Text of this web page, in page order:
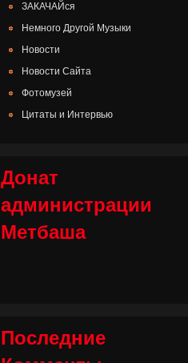
ЗАКАЧАЙся
Немного Другой Музыки
Новости
Новости Сайта
Фотомузей
Цитаты и Интервью
Донат
администрации
Метбаша
Последние